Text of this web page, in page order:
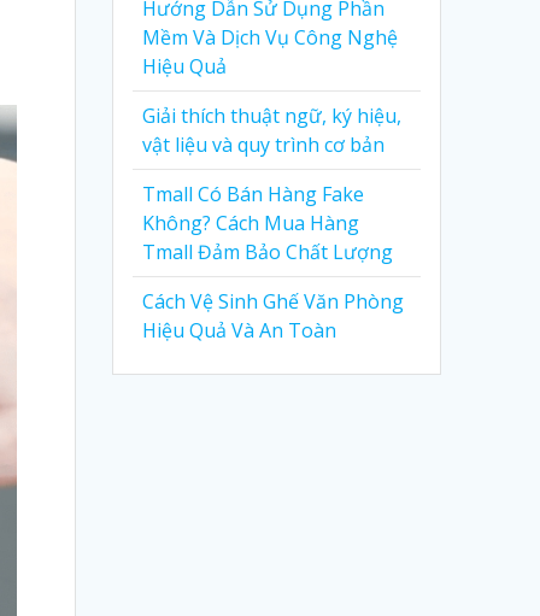
Hướng Dẫn Sử Dụng Phần
Mềm Và Dịch Vụ Công Nghệ
Hiệu Quả
Giải thích thuật ngữ, ký hiệu,
vật liệu và quy trình cơ bản
Tmall Có Bán Hàng Fake
Không? Cách Mua Hàng
Tmall Đảm Bảo Chất Lượng
Cách Vệ Sinh Ghế Văn Phòng
Hiệu Quả Và An Toàn